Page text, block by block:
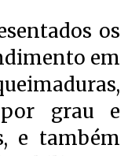
os
em
por grau e
e também